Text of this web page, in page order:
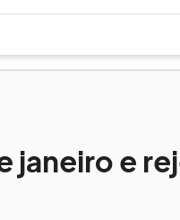
janeiro e